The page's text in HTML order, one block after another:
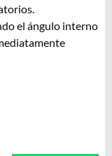
el ángulo interno